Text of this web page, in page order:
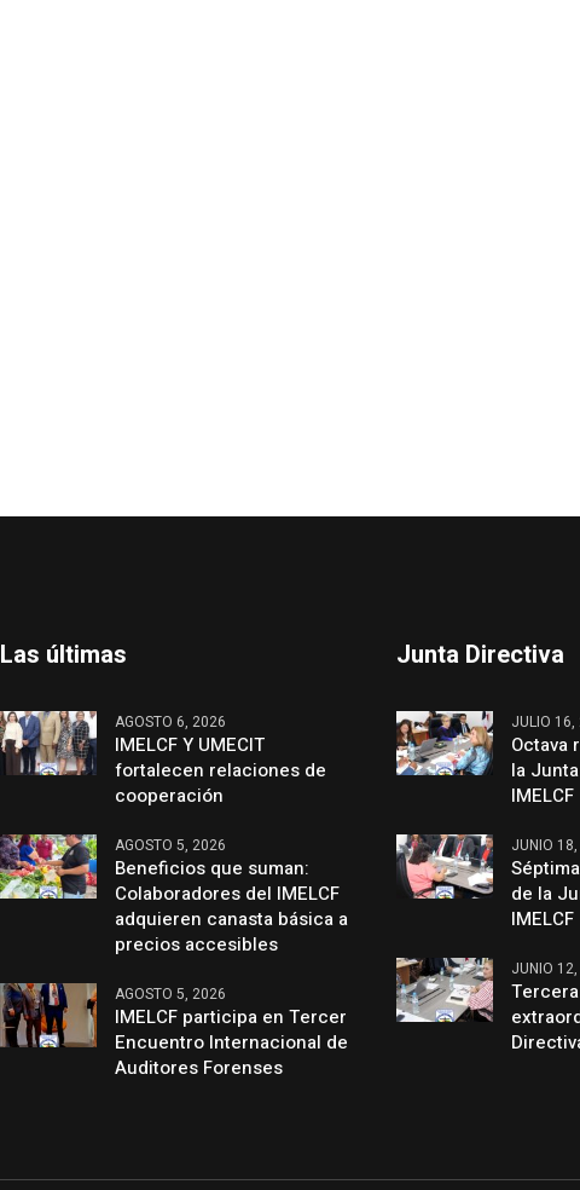
Las últimas
AGOSTO 6, 2026
IMELCF Y UMECIT
fortalecen relaciones de
cooperación
AGOSTO 5, 2026
Beneficios que suman:
Colaboradores del IMELCF
adquieren canasta básica a
precios accesibles
AGOSTO 5, 2026
IMELCF participa en Tercer
Encuentro Internacional de
Auditores Forenses
Junta Directiva
JULIO
Octava
la
IMELCF
JUNIO
de la
IMELCF
JUNIO